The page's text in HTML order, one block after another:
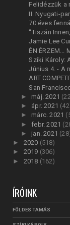
Felidézzük a
II. Nyugati-
70 éves
“Tiszán
Jamie Lee
ÉN ÉRZEM...
Szíki Károly:
Június 4. - A
ART
San
► máj. 2021
► ápr. 2021
► márc. 2021
►febr. 2021
► jan. 2021
► 2020 (518)
► 2019 (306)
► 2018 (162)
ÍRÓINK
FÖLDES TAMÁS